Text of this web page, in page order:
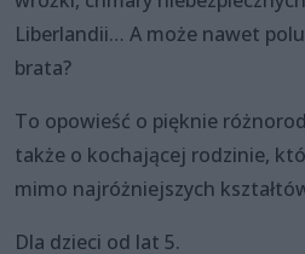
Liberlandii… A może nawet
brata?
To opowieść o pięknie
także o kochającej rodzinie,
mimo najróżniejszych
Dla dzieci od lat 5.